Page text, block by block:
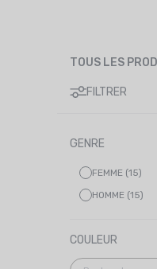
TOUS LES
FILTRER
GENRE
FEMME (15)
HOMME (15)
COULEUR